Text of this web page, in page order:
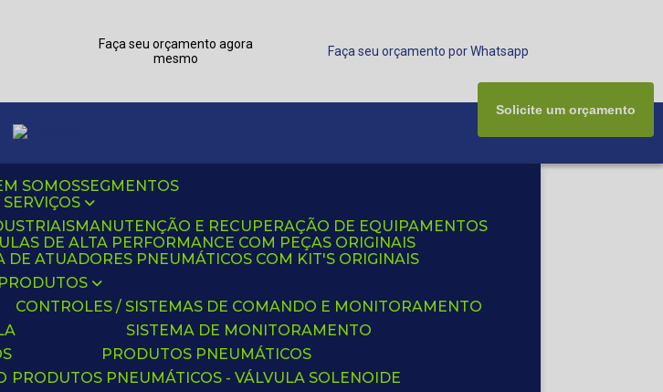
Faça seu orçamento agora
mesmo
Faça seu orçamento por Whatsapp
SOMOS
SEGMENTOS
SERVIÇOS
MANUTENÇÃO E RECUPERAÇÃO DE EQUIPAMENTOS
DE ALTA PERFORMANCE COM PEÇAS ORIGINAIS
DE ATUADORES PNEUMÁTICOS COM KIT'S ORIGINAIS
PRODUTOS
CONTROLES / SISTEMAS DE COMANDO E MONITORAMENTO
SISTEMA DE MONITORAMENTO
PRODUTOS PNEUMÁTICOS
PRODUTOS PNEUMÁTICOS - VÁLVULA SOLENOIDE
Solicite um orçamento